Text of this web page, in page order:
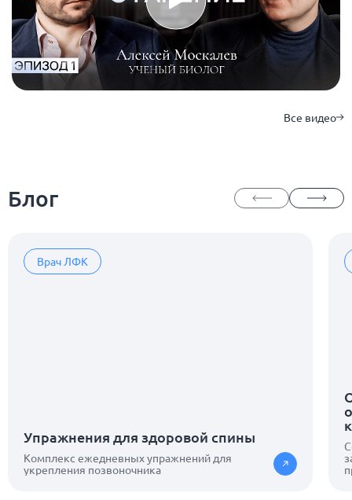
Все видео
Блог
Врач ЛФК
Упражнения для здоровой спины
Комплекс ежедневных упражнений для
укрепления позвоночника